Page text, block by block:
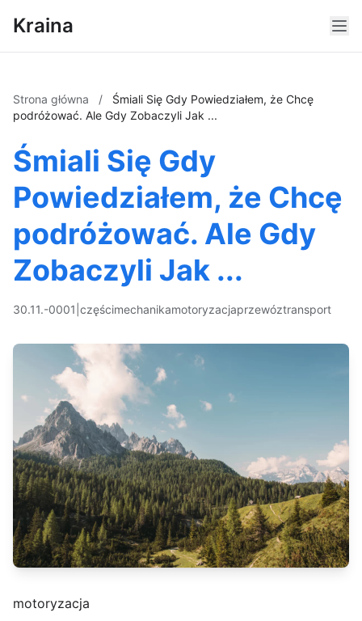
Kraina
Strona główna /
Śmiali Się Gdy Powiedziałem, że Chcę
podróżować. Ale Gdy Zobaczyli Jak ...
Śmiali Się Gdy
Powiedziałem, że Chcę
podróżować. Ale Gdy
Zobaczyli Jak ...
30.11.-0001 częścimechanikamotoryzacjaprzewóztransport
motoryzacja